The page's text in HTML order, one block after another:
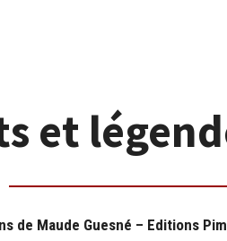
et
de Maude Guesné – Editions